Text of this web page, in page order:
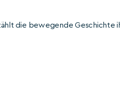
die bewegende Geschichte